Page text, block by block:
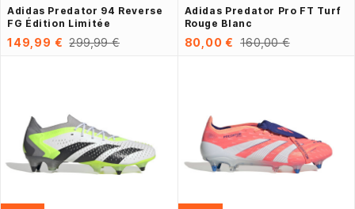
Adidas Predator 94 Reverse
FG Édition Limitée
149,99 € 299,99 €
Adidas Predator Pro FT Turf
Rouge Blanc
80,00 € 160,00 €